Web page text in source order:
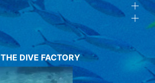
THE DIVE FACTORY